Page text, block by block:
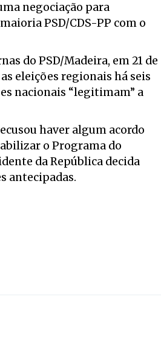
negociação para
PSD/CDS-PP com o
do PSD/Madeira, em 21 de
eleições regionais há seis
nacionais “legitimam” a
haver algum acordo
o Programa do
da República decida
antecipadas.